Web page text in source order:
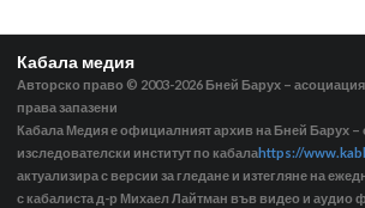
Кабала медия
Авторско право © 2003-2026 Бней Барух –
права запазени
Кабала Медия е официалният архив на Бней Барух –
изследователски институт по кабалаhttps://
актуализира с версии за гледане и изтегляне на
с кабалиста д-р Михаел Лайтман във видео и аудио